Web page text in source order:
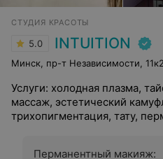
СТУДИЯ КРАСОТЫ
5.0 INTUITION
Минск, пр-т Независимости, 11к2
Услуги: холодная плазма,
массаж, эстетический
трихопигментация, тату,
Перманентный макияж: